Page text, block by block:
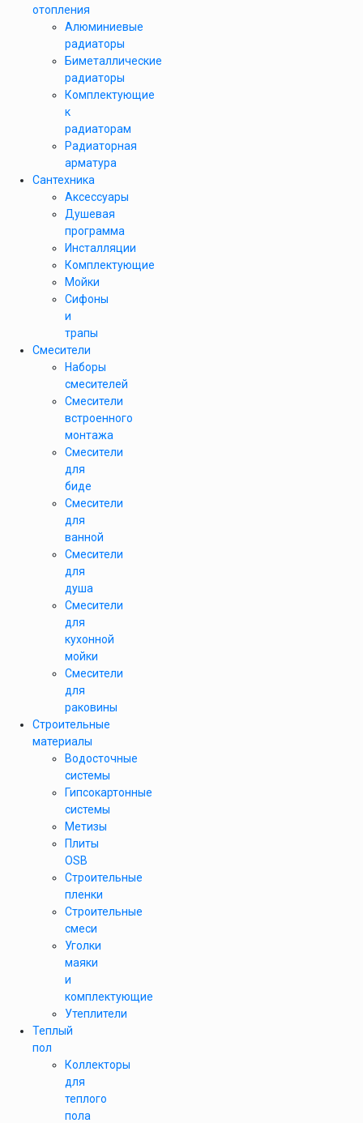
отопления
Алюминиевые
радиаторы
Биметаллические
радиаторы
Комплектующие
к
радиаторам
Радиаторная
арматура
Сантехника
Аксессуары
Душевая
программа
Инсталляции
Комплектующие
Мойки
Сифоны
и
трапы
Смесители
Наборы
смесителей
Смесители
встроенного
монтажа
Смесители
для
биде
Смесители
для
ванной
Смесители
для
душа
Смесители
для
кухонной
мойки
Смесители
для
раковины
Строительные
материалы
Водосточные
системы
Гипсокартонные
системы
Метизы
Плиты
OSB
Строительные
пленки
Строительные
смеси
Уголки
маяки
и
комплектующие
Утеплители
Теплый
пол
Коллекторы
для
теплого
пола